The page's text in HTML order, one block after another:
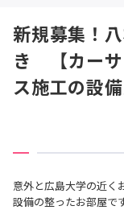
新規募集！
き 【カー
ス施工の設
意外と広島大学の近く
設備の整ったお部屋で